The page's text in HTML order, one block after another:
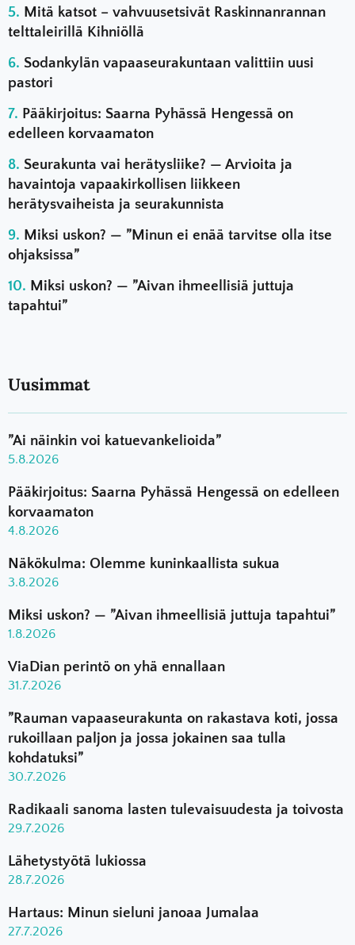
Mitä katsot – vahvuusetsivät Raskinnanrannan
telttaleirillä Kihniöllä
Sodankylän vapaaseurakuntaan valittiin uusi
pastori
Pääkirjoitus: Saarna Pyhässä Hengessä on
edelleen korvaamaton
Seurakunta vai herätysliike? — Arvioita ja
havaintoja vapaakirkollisen liikkeen
herätysvaiheista ja seurakunnista
Miksi uskon? — ”Minun ei enää tarvitse olla itse
ohjaksissa”
Miksi uskon? — ”Aivan ihmeellisiä juttuja
tapahtui”
Uusimmat
”Ai näinkin voi katuevankelioida”
5.8.2026
Pääkirjoitus: Saarna Pyhässä Hengessä on edelleen
korvaamaton
4.8.2026
Näkökulma: Olemme kuninkaallista sukua
3.8.2026
Miksi uskon? — ”Aivan ihmeellisiä juttuja tapahtui”
1.8.2026
ViaDian perintö on yhä ennallaan
31.7.2026
”Rauman vapaaseurakunta on rakastava koti, jossa
rukoillaan paljon ja jossa jokainen saa tulla
kohdatuksi”
30.7.2026
Radikaali sanoma lasten tulevaisuudesta ja toivosta
29.7.2026
Lähetystyötä lukiossa
28.7.2026
Hartaus: Minun sieluni janoaa Jumalaa
27.7.2026